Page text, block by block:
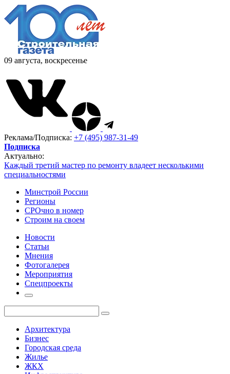
09 августа, воскресенье
Реклама/Подписка: +7 (495) 987-31-49
Подписка
Актуально:
Каждый третий мастер по ремонту владеет несколькими
специальностями
Минстрой России
Регионы
СРОчно в номер
Строим на своем
Новости
Статьи
Мнения
Фотогалерея
Мероприятия
Спецпроекты
Архитектура
Бизнес
Городская среда
Жилье
ЖКХ